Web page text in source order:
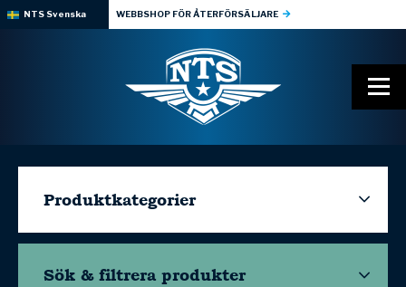
NTS Svenska WEBBSHOP FÖR ÅTERFÖRSÄLJARE
Produktkategorier
Sök & filtrera produkter